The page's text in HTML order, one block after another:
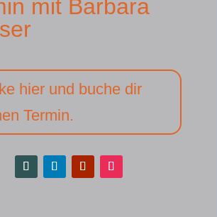
mit Barbara
hier und buche dir
Termin.